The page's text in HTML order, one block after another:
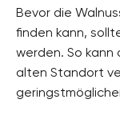
Bevor die
finden kann,
werden. So kann
alten Standort